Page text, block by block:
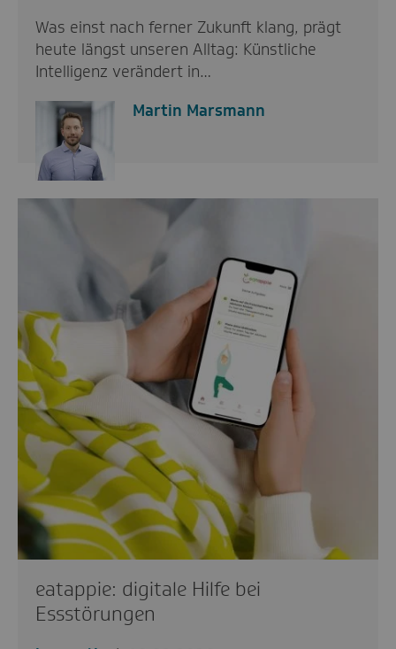
Was einst nach ferner Zukunft klang, prägt
heute längst unseren Alltag: Künstliche
Intelligenz verändert in…
Martin Marsmann
eatappie: digitale Hilfe bei
Essstörungen